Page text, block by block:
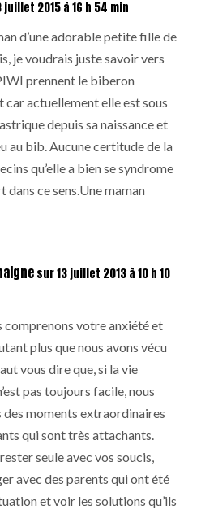
juillet 2015 à 16 h 54 min
d’une adorable petite fille de
je voudrais juste savoir vers
prennent le biberon
actuellement elle est sous
depuis sa naissance et
au bib. Aucune certitude de la
qu’elle a bien se syndrome
dans ce sens.Une maman
sur 13 juillet 2013 à 10 h 10
comprenons votre anxiété et
plus que nous avons vécu
vous dire que, si la vie
pas toujours facile, nous
moments extraordinaires
qui sont très attachants.
seule avec vos soucis,
avec des parents qui ont été
et voir les solutions qu’ils